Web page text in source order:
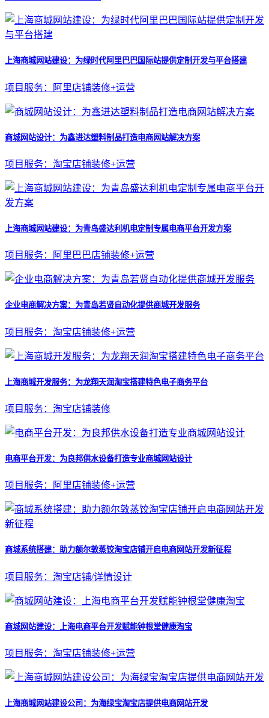
上海商城网站建设：为绿时代阿里巴巴国际站提供定制开发与平台搭建
项目服务：阿里店铺装修+运营
商城网站设计：为鑫进达塑料制品打造电商网站解决方案
项目服务：淘宝店铺装修+运营
上海商城网站建设：为青岛盛达利机电定制专属电商平台开发方案
项目服务：阿里巴巴店铺装修+运营
企业电商解决方案：为青岛若贤自动化提供商城开发服务
项目服务：淘宝店铺装修+运营
上海商城开发服务：为龙翔天润淘宝搭建特色电子商务平台
项目服务：淘宝店铺装修
电商平台开发：为良邦供水设备打造专业商城网站设计
项目服务：阿里店铺装修+运营
商城系统搭建：助力额尔敦蒸饺淘宝店铺开启电商网站开发新征程
项目服务：淘宝店铺/详情设计
商城网站建设：上海电商平台开发赋能钟根堂健康淘宝
项目服务：淘宝店铺装修+运营
上海商城网站建设公司：为海绿宝淘宝店提供电商网站开发